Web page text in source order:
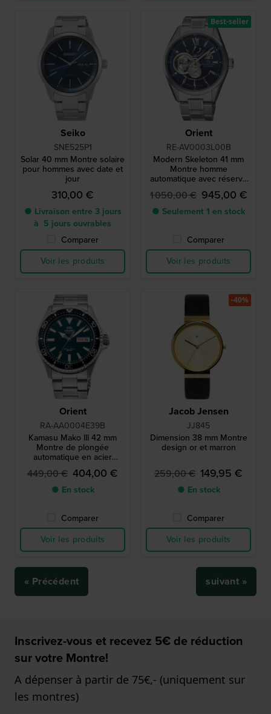
Seiko
SNE525P1
Solar 40 mm Montre solaire
pour hommes avec date et
jour
310,00 €
● Livraison entre 3 jours
à 5 jours ouvrables
Comparer
Voir les produits
Orient
RE-AV0003L00B
Modern Skeleton 41 mm
Montre homme
automatique avec réserve
de marche
1 050,00 € 945,00 €
● Seulement 1 en stock
Comparer
Voir les produits
Best-seller
Orient
RA-AA0004E39B
Kamasu Mako III 42 mm
Montre de plongée
automatique en acier
inoxydable
449,00 € 404,00 €
● En stock
Comparer
Voir les produits
Jacob Jensen
JJ845
Dimension 38 mm Montre
design or et marron
259,00 € 149,95 €
● En stock
Comparer
Voir les produits
-40%
« Précédent suivant »
Inscrivez-vous et recevez 5€ de réduction
sur votre Montre!
A dépenser à partir de 75€,- (uniquement sur
les montres)